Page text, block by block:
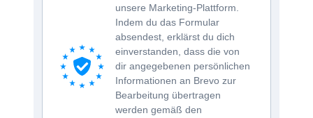
unsere Marketing-Plattform.
Indem du das Formular
absendest, erklärst du dich
einverstanden, dass die von
dir angegebenen persönlichen
Informationen an Brevo zur
Bearbeitung übertragen
werden gemäß den